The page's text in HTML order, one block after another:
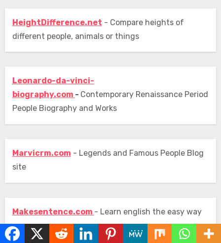
HeightDifference.net - Compare heights of
different people, animals or things
Leonardo-da-vinci-
biography.com - Contemporary Renaissance Period
People Biography and Works
Marvicrm.com - Legends and Famous People Blog
site
Makesentence.com - Learn english the easy way